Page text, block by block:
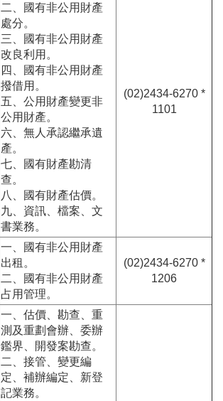
二、國有非公用財產
處分。
三、國有非公用財產
改良利用。
四、國有非公用財產
撥借用。
五、公用財產變更非
公用財產。
六、無人承認繼承遺
產。
七、國有財產勘清
查。
八、國有財產估價。
九、資訊、檔案、文
書業務。
(02)2434-6270 *
1101
一、國有非公用財產
出租。
二、國有非公用財產
占用管理。
(02)2434-6270 *
1206
一、估價、勘查、重
測及重劃會辦、委辦
鑑界、開發案勘查。
二、接管、變更編
定、補辦編定、新登
記業務。